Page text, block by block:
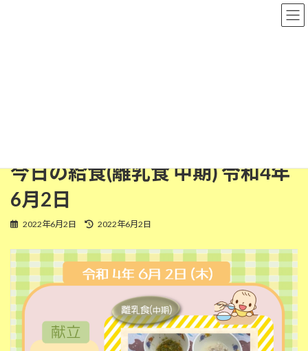
今日の給食(離乳食 中期) 令和4年
6月2日
2022年6月2日
最
更
新
日
時
2022年6月2日